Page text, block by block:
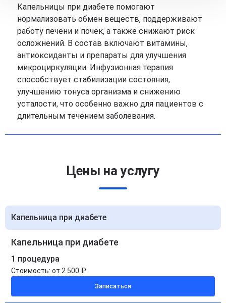
Капельницы при диабете помогают
нормализовать обмен веществ, поддерживают
работу печени и почек, а также снижают риск
осложнений. В состав включают витамины,
антиоксиданты и препараты для улучшения
микроциркуляции. Инфузионная терапия
способствует стабилизации состояния,
улучшению тонуса организма и снижению
усталости, что особенно важно для пациентов с
длительным течением заболевания.
Цены на услугу
Капельница при диабете
Капельница при диабете
1 процедура
Стоимость: от 2 500 ₽
Записаться